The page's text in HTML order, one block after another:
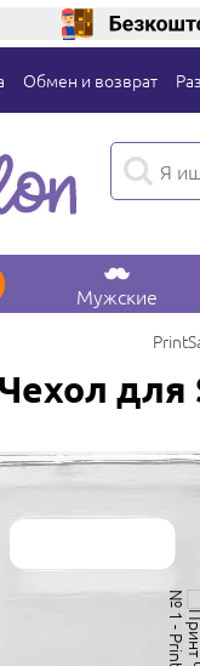
Обмен и возврат
Мужские
Чехол для